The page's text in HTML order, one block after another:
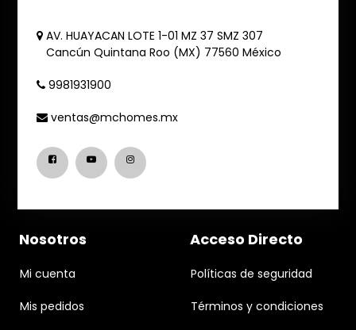
AV. HUAYACAN LOTE 1-01 MZ 37 SMZ 307
Cancún Quintana Roo (MX) 77560 México
9981931900
ventas@mchomes.mx
Nosotros
Mi cuenta
Mis pedidos
Acceso Directo
Políticas de seguridad
Términos y condiciones